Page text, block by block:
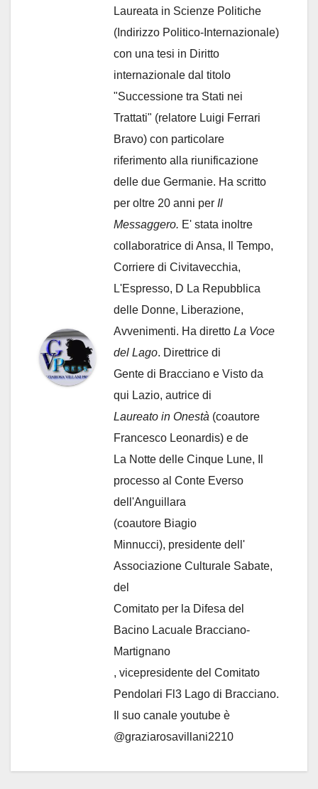
Laureata in Scienze Politiche
(Indirizzo Politico-Internazionale)
con una tesi in Diritto
internazionale dal titolo
"Successione tra Stati nei
Trattati" (relatore Luigi Ferrari
Bravo) con particolare
riferimento alla riunificazione
delle due Germanie. Ha scritto
per oltre 20 anni per Il
Messaggero. E' stata inoltre
collaboratrice di Ansa, Il Tempo,
Corriere di Civitavecchia,
L'Espresso, D La Repubblica
delle Donne, Liberazione,
Avvenimenti. Ha diretto La Voce
del Lago. Direttrice di
Gente di Bracciano e Visto da
qui Lazio, autrice di
Laureato in Onestà (coautore
Francesco Leonardis) e de
La Notte delle Cinque Lune, Il
processo al Conte Everso
dell'Anguillara
(coautore Biagio
Minnucci), presidente dell'
Associazione Culturale Sabate,
del
Comitato per la Difesa del
Bacino Lacuale Bracciano-
Martignano
, vicepresidente del Comitato
Pendolari Fl3 Lago di Bracciano.
Il suo canale youtube è
@graziarosavillani2210